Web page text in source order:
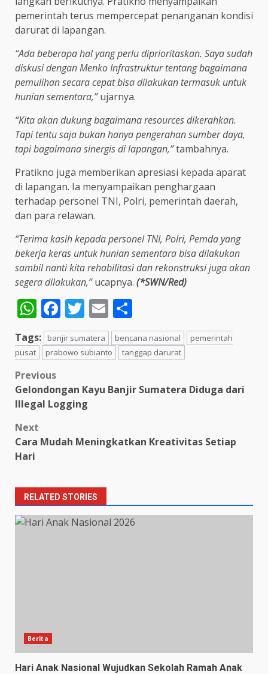
pemerintah terus mempercepat penanganan kondisi
darurat di lapangan.
“Ada beberapa hal yang perlu diprioritaskan. Saya sudah
diskusi dengan Menko Infrastruktur tentang bagaimana
pemulihan secara cepat bisa dilakukan termasuk untuk
hunian sementara,”ujarnya.
“Kita akan dukung bagaimana resources dikerahkan.
Tapi tentu saja bukan hanya pengerahan sumber daya,
tapi bagaimana sinergis di lapangan,”tambahnya.
Pratikno juga memberikan apresiasi kepada aparat
di lapangan. Ia menyampaikan penghargaan
terhadap personel TNI, Polri, pemerintah daerah,
dan para relawan.
“Terima kasih kepada personel TNI, Polri, Pemda yang
bekerja keras untuk hunian sementara bisa dilakukan
sambil nanti kita rehabilitasi dan rekonstruksi juga akan
segera dilakukan,”ucapnya. (*SWN/Red)
WhatsApp
Facebook
Twitter
Email
Tags: banjir sumatera bencana nasional
pemerintah
pusat
prabowo subianto tanggap darurat
Post
navigation
Previous
Gelondongan Kayu Banjir Sumatera Diduga dari
Illegal Logging
Next
Cara Mudah Meningkatkan Kreativitas Setiap
Hari
RELATED STORIES
Berita
Hari Anak Nasional Wujudkan Sekolah Ramah Anak